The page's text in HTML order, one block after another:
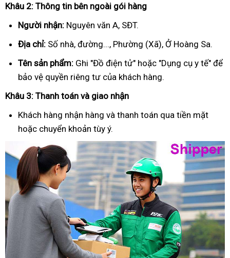
Khâu 2: Thông tin bên ngoài gói hàng
Người nhận: Nguyên văn A, SĐT.
Địa chỉ: Số nhà, đường..., Phường (Xã), Ở Hoàng Sa.
Tên sản phẩm: Ghi "Đồ điện tử" hoặc "Dụng cụ y tế" để
bảo vệ quyền riêng tư của khách hàng.
Khâu 3: Thanh toán và giao nhận
Khách hàng nhận hàng và thanh toán qua tiền mặt
hoặc chuyển khoản tùy ý.